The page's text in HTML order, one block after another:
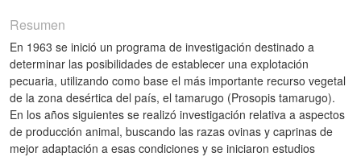
Resumen
En 1963 se inició un programa de investigación destinado a
determinar las posibilidades de establecer una explotación
pecuaria, utilizando como base el más importante recurso vegetal
de la zona desértica del país, el tamarugo (Prosopis tamarugo).
En los años siguientes se realizó investigación relativa a aspectos
de producción animal, buscando las razas ovinas y caprinas de
mejor adaptación a esas condiciones y se iniciaron estudios